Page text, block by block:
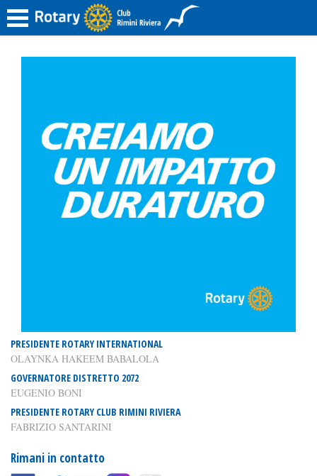
PRESIDENTE ROTARY INTERNATIONAL
OLAYNKA HAKEEM BABALOLA
GOVERNATORE DISTRETTO 2072
EUGENIO BONI
PRESIDENTE ROTARY CLUB RIMINI RIVIERA
FABRIZIO SANTARINI
Rimani in contatto